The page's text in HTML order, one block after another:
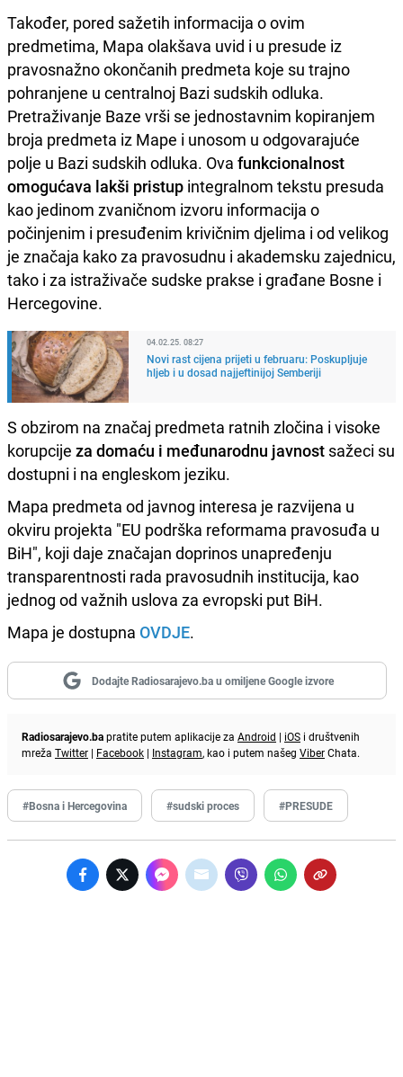
Također, pored sažetih informacija o ovim
predmetima, Mapa olakšava uvid i u presude iz
pravosnažno okončanih predmeta koje su trajno
pohranjene u centralnoj Bazi sudskih odluka.
Pretraživanje Baze vrši se jednostavnim kopiranjem
broja predmeta iz Mape i unosom u odgovarajuće
polje u Bazi sudskih odluka. Ova funkcionalnost
omogućava lakši pristup integralnom tekstu presuda
kao jedinom zvaničnom izvoru informacija o
počinjenim i presuđenim krivičnim djelima i od velikog
je značaja kako za pravosudnu i akademsku zajednicu,
tako i za istraživače sudske prakse i građane Bosne i
Hercegovine.
04.02.25. 08:27
Novi rast cijena prijeti u februaru: Poskupljuje
hljeb i u dosad najjeftinijoj Semberiji
S obzirom na značaj predmeta ratnih zločina i visoke
korupcije za domaću i međunarodnu javnost sažeci su
dostupni i na engleskom jeziku.
Mapa predmeta od javnog interesa je razvijena u
okviru projekta "EU podrška reformama pravosuđa u
BiH", koji daje značajan doprinos unapređenju
transparentnosti rada pravosudnih institucija, kao
jednog od važnih uslova za evropski put BiH.
Mapa je dostupna OVDJE.
Dodajte Radiosarajevo.ba u omiljene Google izvore
Radiosarajevo.bapratite putem aplikacije za Android | iOS i društvenih
mreža Twitter | Facebook | Instagram, kao i putem našeg ViberChata.
#Bosna i Hercegovina #sudski proces #PRESUDE